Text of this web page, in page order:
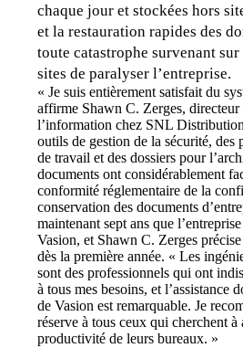
chaque jour et stockées hors
et la restauration rapides des
toute catastrophe survenant
sites de paralyser l’entreprise.
« Je suis entièrement satisfait du
affirme Shawn C. Zerges, directeur
l’information chez SNL
outils de gestion de la sécurité, des
de travail et des dossiers pour
documents ont considérablement
conformité réglementaire de la
conservation des documents
maintenant sept ans que
Vasion, et Shawn C. Zerges
dès la première année. « Les
sont des professionnels qui ont
à tous mes besoins, et l’assistance
de Vasion est remarquable. Je
réserve à tous ceux qui cherchent à
productivité de leurs bureaux. »